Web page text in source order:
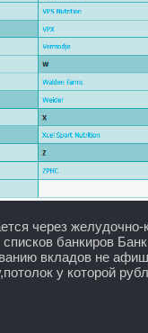
через желудочно-
банкиров
вкладов не
у которой